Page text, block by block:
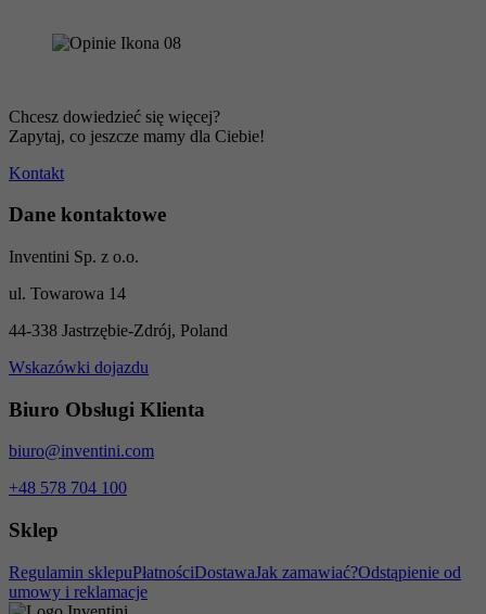
Chcesz dowiedzieć się więcej?
Zapytaj, co jeszcze mamy dla Ciebie!
Kontakt
Dane kontaktowe
Inventini Sp. z o.o.
ul. Towarowa 14
44-338 Jastrzębie-Zdrój, Poland
Wskazówki dojazdu
Biuro Obsługi Klienta
biuro@inventini.com
+48 578 704 100
Sklep
Regulamin sklepuPłatnościDostawaJak zamawiać?Odstąpienie od
umowy i reklamacje